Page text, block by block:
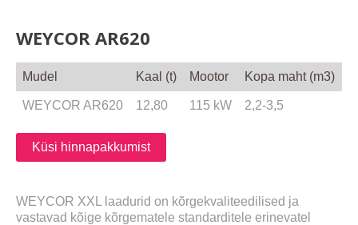
WEYCOR AR620
Mudel Kaal (t) Mootor Kopa maht (m3)
WEYCOR AR620 12,80 115 kW 2,2-3,5
Küsi hinnapakkumist
WEYCOR XXL laadurid on kõrgekvaliteedilised ja
vastavad kõige kõrgematele standarditele erinevatel